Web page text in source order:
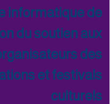
informatique de
du soutien aux
des
et festivals
culturels